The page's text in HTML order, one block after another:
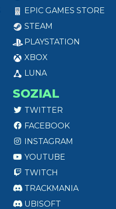
EPIC GAMES STORE
STEAM
PLAYSTATION
XBOX
LUNA
SOZIAL
TWITTER
FACEBOOK
INSTAGRAM
YOUTUBE
TWITCH
TRACKMANIA
UBISOFT